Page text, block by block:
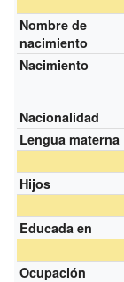
Nombre de
nacimiento
Nacimiento
Nacionalidad
Lengua materna
Hijos
Educada en
Ocupación